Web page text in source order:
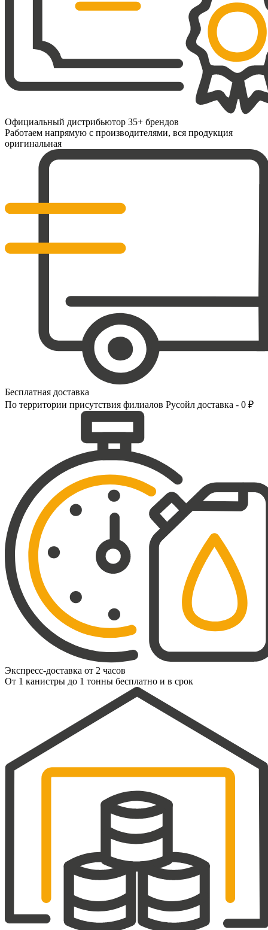
Официальный дистрибьютор 35+ брендов
Работаем напрямую с производителями, вся продукция
оригинальная
Бесплатная доставка
По территории присутствия филиалов Русойл доставка - 0 ₽
Экспресс-доставка от 2 часов
От 1 канистры до 1 тонны бесплатно и в срок